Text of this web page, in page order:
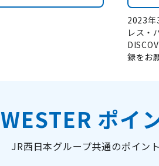
2023年
レス・
録をお
WESTER ポイ
JR西日本グループ共通のポイン